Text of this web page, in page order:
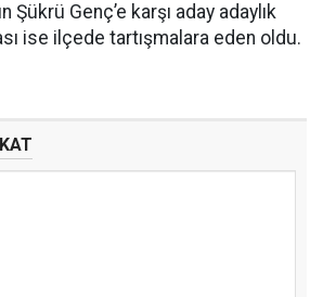
Şükrü Genç’e karşı aday adaylık
ise ilçede tartışmalara eden oldu.